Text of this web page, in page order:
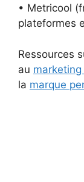
• Metricool
plateformes
Ressources
au
la marque